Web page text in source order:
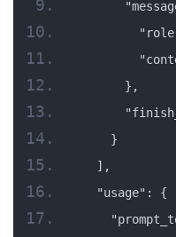
      },
    }
  ],
  "usage": {